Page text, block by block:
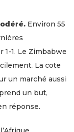
Environ 55
1. Le Zimbabwe
La cote
un marché aussi
un but,
réponse.